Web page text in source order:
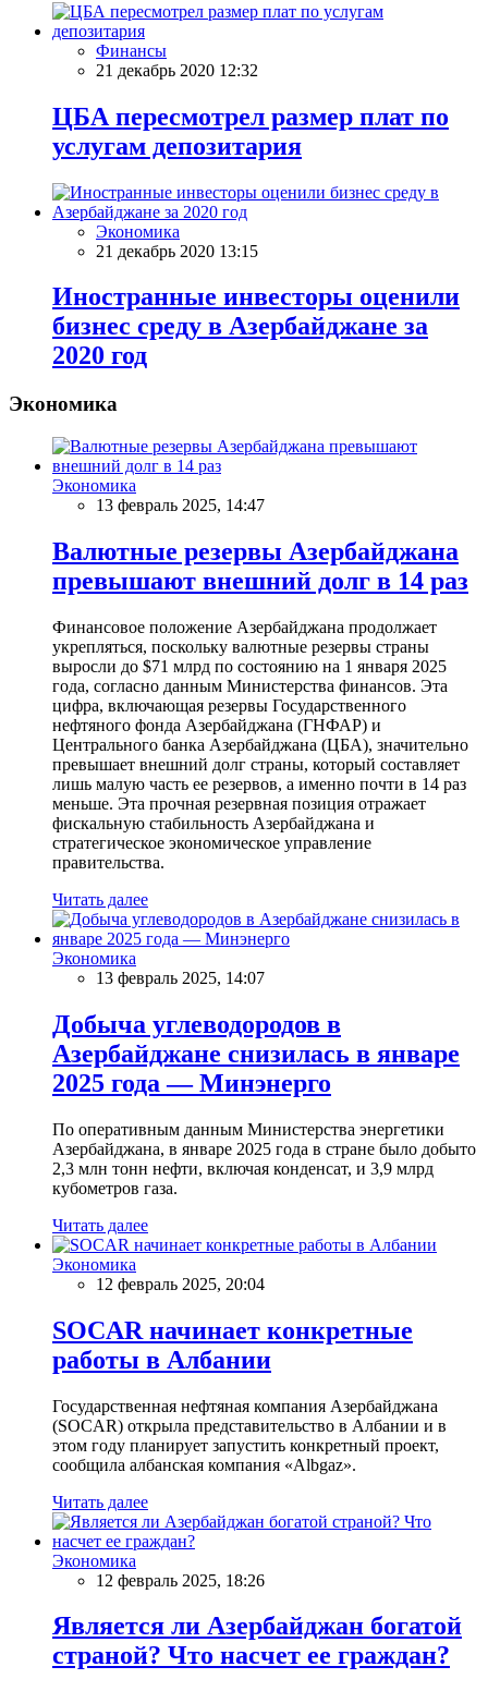
Финансы
21 декабрь 2020 12:32
ЦБА пересмотрел размер плат по
услугам депозитария
Экономика
21 декабрь 2020 13:15
Иностранные инвесторы оценили
бизнес среду в Азербайджане за
2020 год
Экономика
Экономика
13 февраль 2025, 14:47
Валютные резервы Азербайджана
превышают внешний долг в 14 раз
Финансовое положение Азербайджана продолжает
укрепляться, поскольку валютные резервы страны
выросли до $71 млрд по состоянию на 1 января 2025
года, согласно данным Министерства финансов. Эта
цифра, включающая резервы Государственного
нефтяного фонда Азербайджана (ГНФАР) и
Центрального банка Азербайджана (ЦБА), значительно
превышает внешний долг страны, который составляет
лишь малую часть ее резервов, а именно почти в 14 раз
меньше. Эта прочная резервная позиция отражает
фискальную стабильность Азербайджана и
стратегическое экономическое управление
правительства.
Читать далее
Экономика
13 февраль 2025, 14:07
Добыча углеводородов в
Азербайджане снизилась в январе
2025 года — Минэнерго
По оперативным данным Министерства энергетики
Азербайджана, в январе 2025 года в стране было добыто
2,3 млн тонн нефти, включая конденсат, и 3,9 млрд
кубометров газа.
Читать далее
Экономика
12 февраль 2025, 20:04
SOCAR начинает конкретные
работы в Албании
Государственная нефтяная компания Азербайджана
(SOCAR) открыла представительство в Албании и в
этом году планирует запустить конкретный проект,
сообщила албанская компания «Albgaz».
Читать далее
Экономика
12 февраль 2025, 18:26
Является ли Азербайджан богатой
страной? Что насчет ее граждан?